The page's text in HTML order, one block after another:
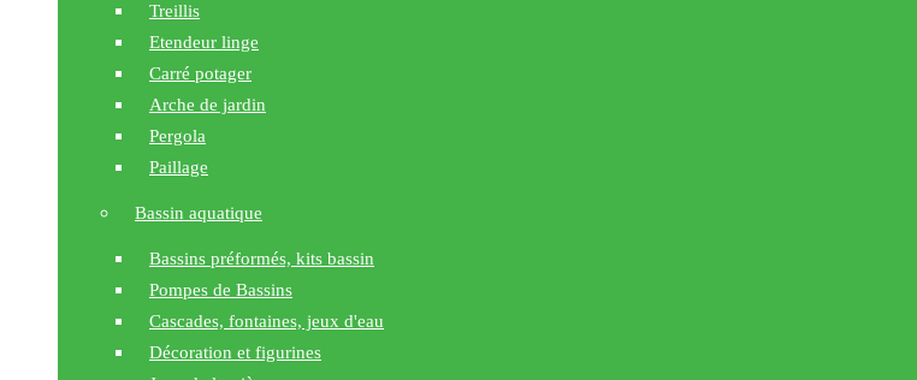
Treillis
Etendeur linge
Carré potager
Arche de jardin
Pergola
Paillage
Bassin aquatique
Bassins préformés, kits bassin
Pompes de Bassins
Cascades, fontaines, jeux d'eau
Décoration et figurines